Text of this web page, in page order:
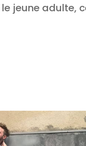
jeune adulte,